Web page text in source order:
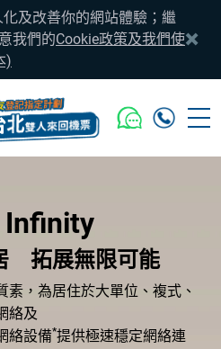
及改善你的網站體驗；繼
我們的Cookie政策及我們使
)
Infinity
拓展無限可能
，為居住於大單位、複式、
絡及
絡設備*提供極速穩定網絡連